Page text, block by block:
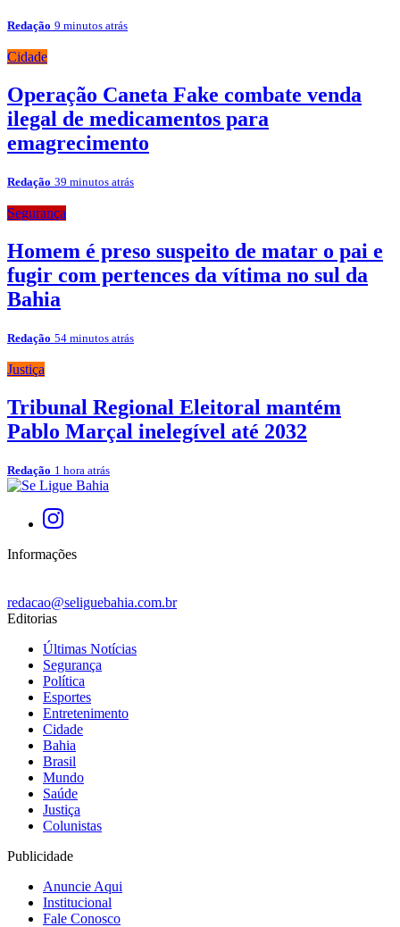
Redação 9 minutos atrás
Cidade
Operação Caneta Fake combate venda
ilegal de medicamentos para
emagrecimento
Redação 39 minutos atrás
Segurança
Homem é preso suspeito de matar o pai e
fugir com pertences da vítima no sul da
Bahia
Redação 54 minutos atrás
Justiça
Tribunal Regional Eleitoral mantém
Pablo Marçal inelegível até 2032
Redação 1 hora atrás
Informações
redacao@seliguebahia.com.br
Editorias
Últimas Notícias
Segurança
Política
Esportes
Entretenimento
Cidade
Bahia
Brasil
Mundo
Saúde
Justiça
Colunistas
Publicidade
Anuncie Aqui
Institucional
Fale Conosco